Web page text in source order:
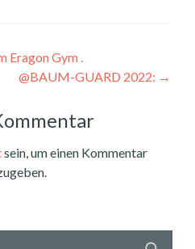
Eragon Gym .
@BAUM-GUARD 2022: →
sein, um einen Kommentar